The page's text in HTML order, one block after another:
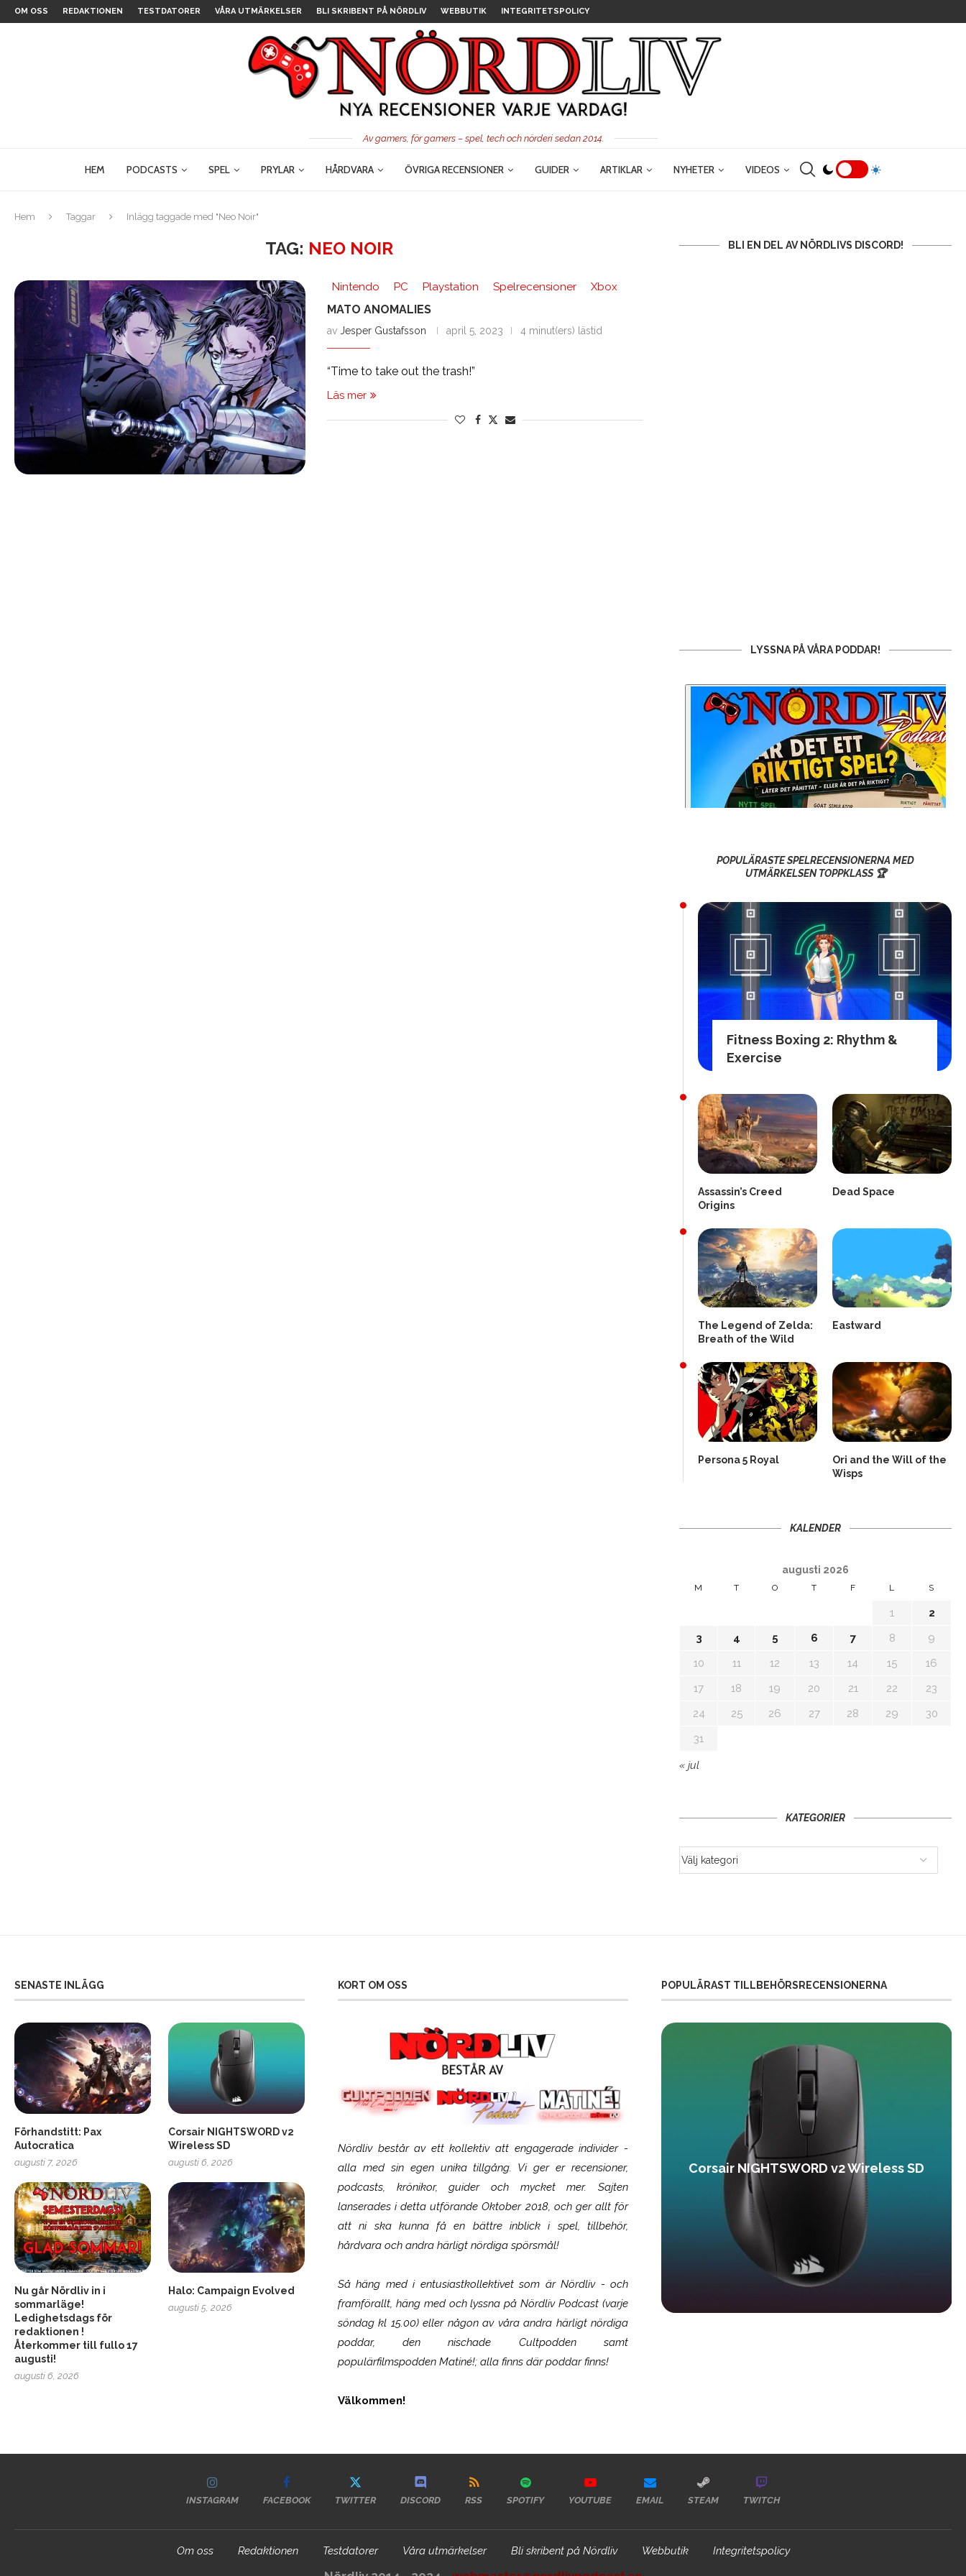
OM OSS REDAKTIONEN TESTDATORER VÅRA UTMÄRKELSER BLI SKRIBENT PÅ NÖRDLIV WEBBUTIK INTEGRITETSPOLICY
Av gamers, för gamers – spel, tech och nörderi sedan 2014.
HEM PODCASTS SPEL PRYLAR HÅRDVARA ÖVRIGA RECENSIONER GUIDER ARTIKLAR NYHETER VIDEOS
Hem Taggar Inlägg taggade med "Neo Noir"
TAG: NEO NOIR
Nintendo PC Playstation Spelrecensioner Xbox
MATO ANOMALIES
av Jesper Gustafsson april 5, 2023 4 minut(ers) lästid
“Time to take out the trash!”
Läs mer
BLI EN DEL AV NÖRDLIVS DISCORD!
LYSSNA PÅ VÅRA PODDAR!
POPULÄRASTE SPELRECENSIONERNA MED
UTMÄRKELSEN TOPPKLASS 🏆
Fitness Boxing 2: Rhythm &
Exercise
Assassin’s Creed
Origins
Dead Space
The Legend of Zelda:
Breath of the Wild
Eastward
Persona 5 Royal
Ori and the Will of the
Wisps
KALENDER
augusti 2026
M T O T F L S
1
2
3
4 5 6 7 8
9
10
11 12 13 14 15
16
17
18 19 20 21 22
23
24
25 26 27 28 29
30
31
« jul
KATEGORIER
SENASTE INLÄGG
Förhandstitt: Pax
Autocratica
augusti 7, 2026
Corsair NIGHTSWORD v2
Wireless SD
augusti 6, 2026
Nu går Nördliv in i
sommarläge!
Ledighetsdags för
redaktionen !
Återkommer till fullo 17
augusti!
augusti 6, 2026
Halo: Campaign Evolved
augusti 5, 2026
KORT OM OSS
Nördliv består av ett kollektiv att engagerade individer -
alla med sin egen unika tillgång. Vi ger er recensioner,
podcasts, krönikor, guider och mycket mer. Sajten
lanserades i detta utförande Oktober 2018, och ger allt för
att ni ska kunna få en bättre inblick i spel, tillbehör,
hårdvara och andra härligt nördiga spörsmål!
Så häng med i entusiastkollektivet som ärNördliv- och
framförallt, häng med och lyssna på Nördliv Podcast (varje
söndag kl 15.00) eller någon av våra andra härligt nördiga
poddar, den nischade Cultpodden samt
populärfilmspodden Matiné!; alla finns där poddar finns!
Välkommen!
POPULÄRAST TILLBEHÖRSRECENSIONERNA
Soundcore Liberty 5 Pro SCUF Gaming Omega Corsair NIGHTSWORD v2 Wireless SD
INSTAGRAM FACEBOOK TWITTER DISCORD RSS SPOTIFY YOUTUBE EMAIL STEAM TWITCH
Om oss Redaktionen Testdatorer Våra utmärkelser Bli skribent på Nördliv Webbutik Integritetspolicy